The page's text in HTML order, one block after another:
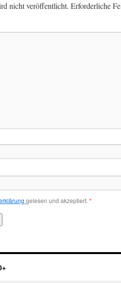
nicht veröffentlicht. Erforderliche
gelesen und akzeptiert. *